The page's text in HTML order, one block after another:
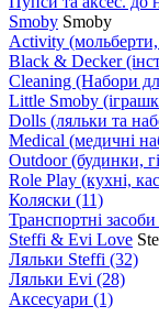
Smoby Smoby
Аctivity
Black & Decker
Cleaning (Набори
Little Smoby
Dolls (ляльки та
Medical (медичні
Outdoor (будинки,
Role Play (кухні,
Коляски (11)
Транспортні
Steffi & Evi Love
Ляльки Steffi (32)
Ляльки Evi (28)
Аксесуари (1)